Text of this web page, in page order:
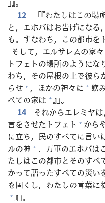
」』。
12
「『わたしはこの場
と，エホバはお告げになる
も。すなわち，この都市を
そして，エルサレムの家々
トフェトの場所のようにな
わち，その屋根の 上で彼ら
らせ + ，ほかの神々 に * 飲
べての家は + 』」。
14
それからエレミヤ
言をさせたトフェト + から
に立ち， 民のすべてに言い
ルの神 * ， 万軍のエホバは
たしはこの都市とそのすべ
かって語ったすべての災い
を固くし，わたしの言葉に
+ 』」。